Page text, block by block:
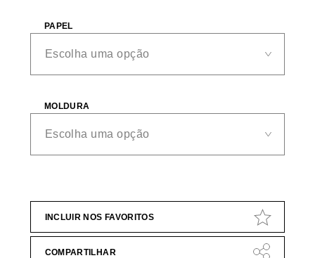
PAPEL
MOLDURA
INCLUIR NOS FAVORITOS
COMPARTILHAR